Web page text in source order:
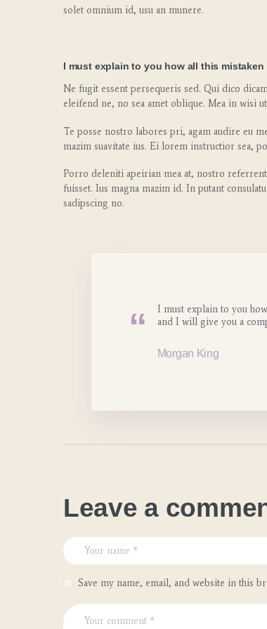
solet omnium id, usu an munere.
I must explain to you how all this mistaken
Ne fugit essent persequeris sed. Qui dico
eleifend ne, no sea amet oblique. Mea in wisi
Te posse nostro labores pri, agam audire eu
mazim suavitate ius. Ei lorem instructior sea,
Porro deleniti apeirian mea at, nostro
fuisset. Ius magna mazim id. In putant
sadipscing no.
I must explain to you
and I will give you a
Morgan King
Leave a
Save my name, email, and website in this